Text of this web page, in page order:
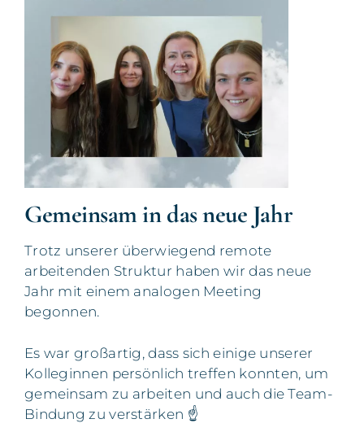
Gemeinsam in das neue Jahr
Trotz unserer überwiegend remote
arbeitenden Struktur haben wir das neue
Jahr mit einem analogen Meeting
begonnen.
Es war großartig, dass sich einige unserer
Kolleginnen persönlich treffen konnten, um
gemeinsam zu arbeiten und auch die Team-
Bindung zu verstärken ☝